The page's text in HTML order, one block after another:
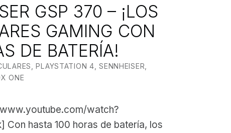
GSP 370 – ¡LOS
GAMING CON
DE BATERÍA!
BY:
BILBAO
,PLAYSTATION 4 ,SENNHEISER
ONE
watch?
Con hasta 100 horas de batería, los